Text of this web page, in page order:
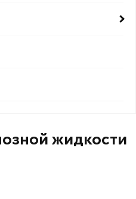
жидкости